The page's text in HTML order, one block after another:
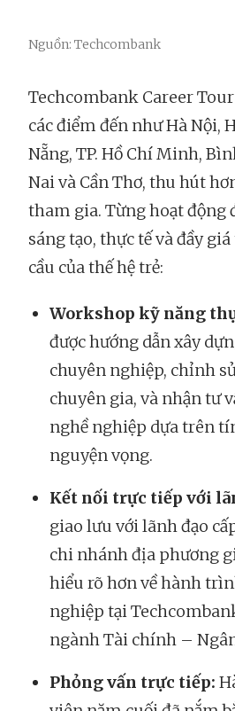
Nguồn: Techcombank
Techcombank Career
các điểm đến như Hà Nội,
Nẵng, TP. Hồ Chí Minh,
Nai và Cần Thơ, thu hút
tham gia. Từng hoạt động
sáng tạo, thực tế và đầy
cầu của thế hệ trẻ:
Workshop kỹ năng
được hướng dẫn xây
chuyên nghiệp, chỉnh
chuyên gia, và nhận tư
nghề nghiệp dựa trên
nguyện vọng.
Kết nối trực tiếp với
giao lưu với lãnh đạo
chi nhánh địa phương
hiểu rõ hơn về hành
nghiệp tại
ngành Tài chính –
Phỏng vấn trực tiếp: